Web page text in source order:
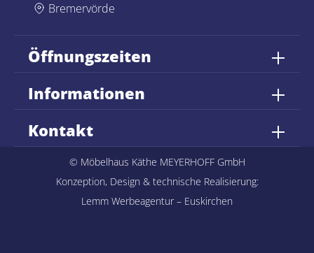
Bremervörde
Öffnungszeiten
Kontakt
Informationen
© Möbelhaus Käthe MEYERHOFF GmbH
Konzeption, Design & technische Realisierung:
Lemm Werbeagentur – Euskirchen